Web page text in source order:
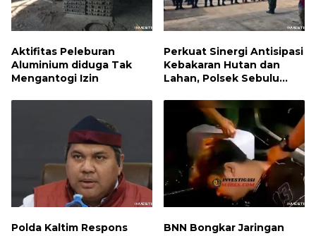
Aktifitas Peleburan
Aluminium diduga Tak
Mengantogi Izin
Perkuat Sinergi Antisipasi
Kebakaran Hutan dan
Lahan, Polsek Sebulu
Kesiapsiagaan Karhutla
Polda Kaltim Respons
BNN Bongkar Jaringan